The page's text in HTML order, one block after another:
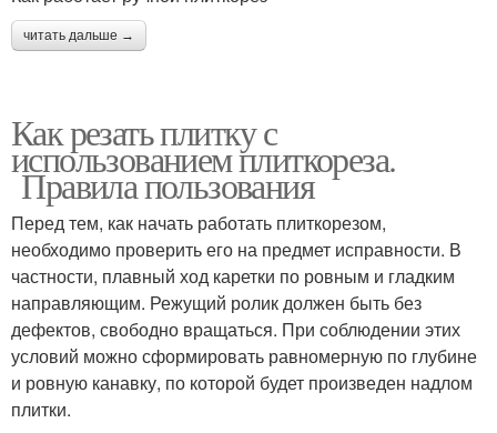
читать дальше →
Как резать плитку с
использованием плиткореза.
Правила пользования
Перед тем, как начать работать плиткорезом,
необходимо проверить его на предмет исправности. В
частности, плавный ход каретки по ровным и гладким
направляющим. Режущий ролик должен быть без
дефектов, свободно вращаться. При соблюдении этих
условий можно сформировать равномерную по глубине
и ровную канавку, по которой будет произведен надлом
плитки.